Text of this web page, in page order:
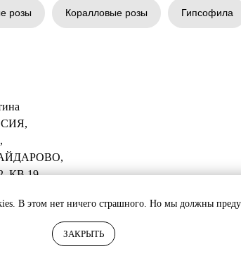
В этом нет ничего страшного. Но мы должны
ЗАКРЫТЬ
розы Коралловые розы Гипсофила
КВ 19
в букете будет выглядеть и будет расположен
В случае нехватки какого-либо компонента в